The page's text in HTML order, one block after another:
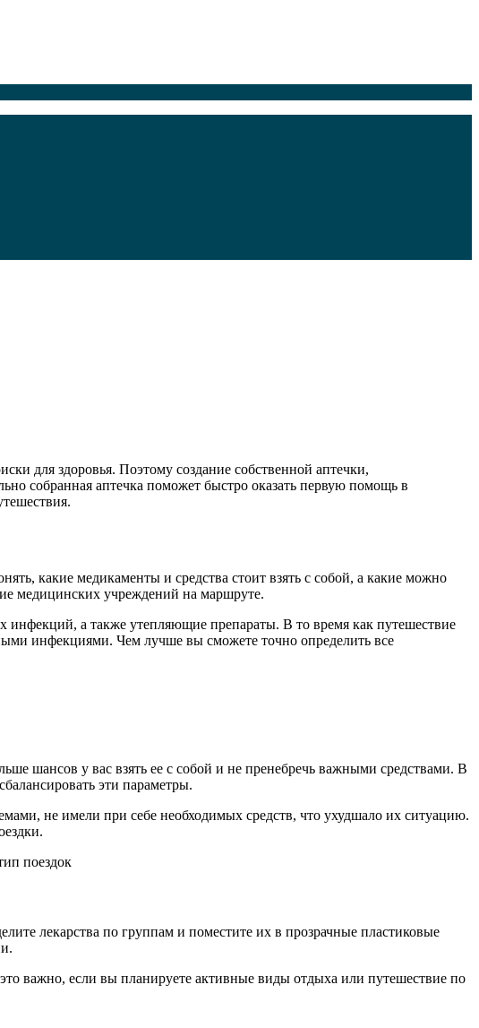
для здоровья. Поэтому создание собственной аптечки,
собранная аптечка поможет быстро оказать первую помощь в
какие медикаменты и средства стоит взять с собой, а какие можно
медицинских учреждений на маршруте.
инфекций, а также утепляющие препараты. В то время как путешествие
инфекциями. Чем лучше вы сможете точно определить все
шансов у вас взять ее с собой и не пренебречь важными средствами. В
эти параметры.
не имели при себе необходимых средств, что ухудшало их ситуацию.
лекарства по группам и поместите их в прозрачные пластиковые
важно, если вы планируете активные виды отдыха или путешествие по